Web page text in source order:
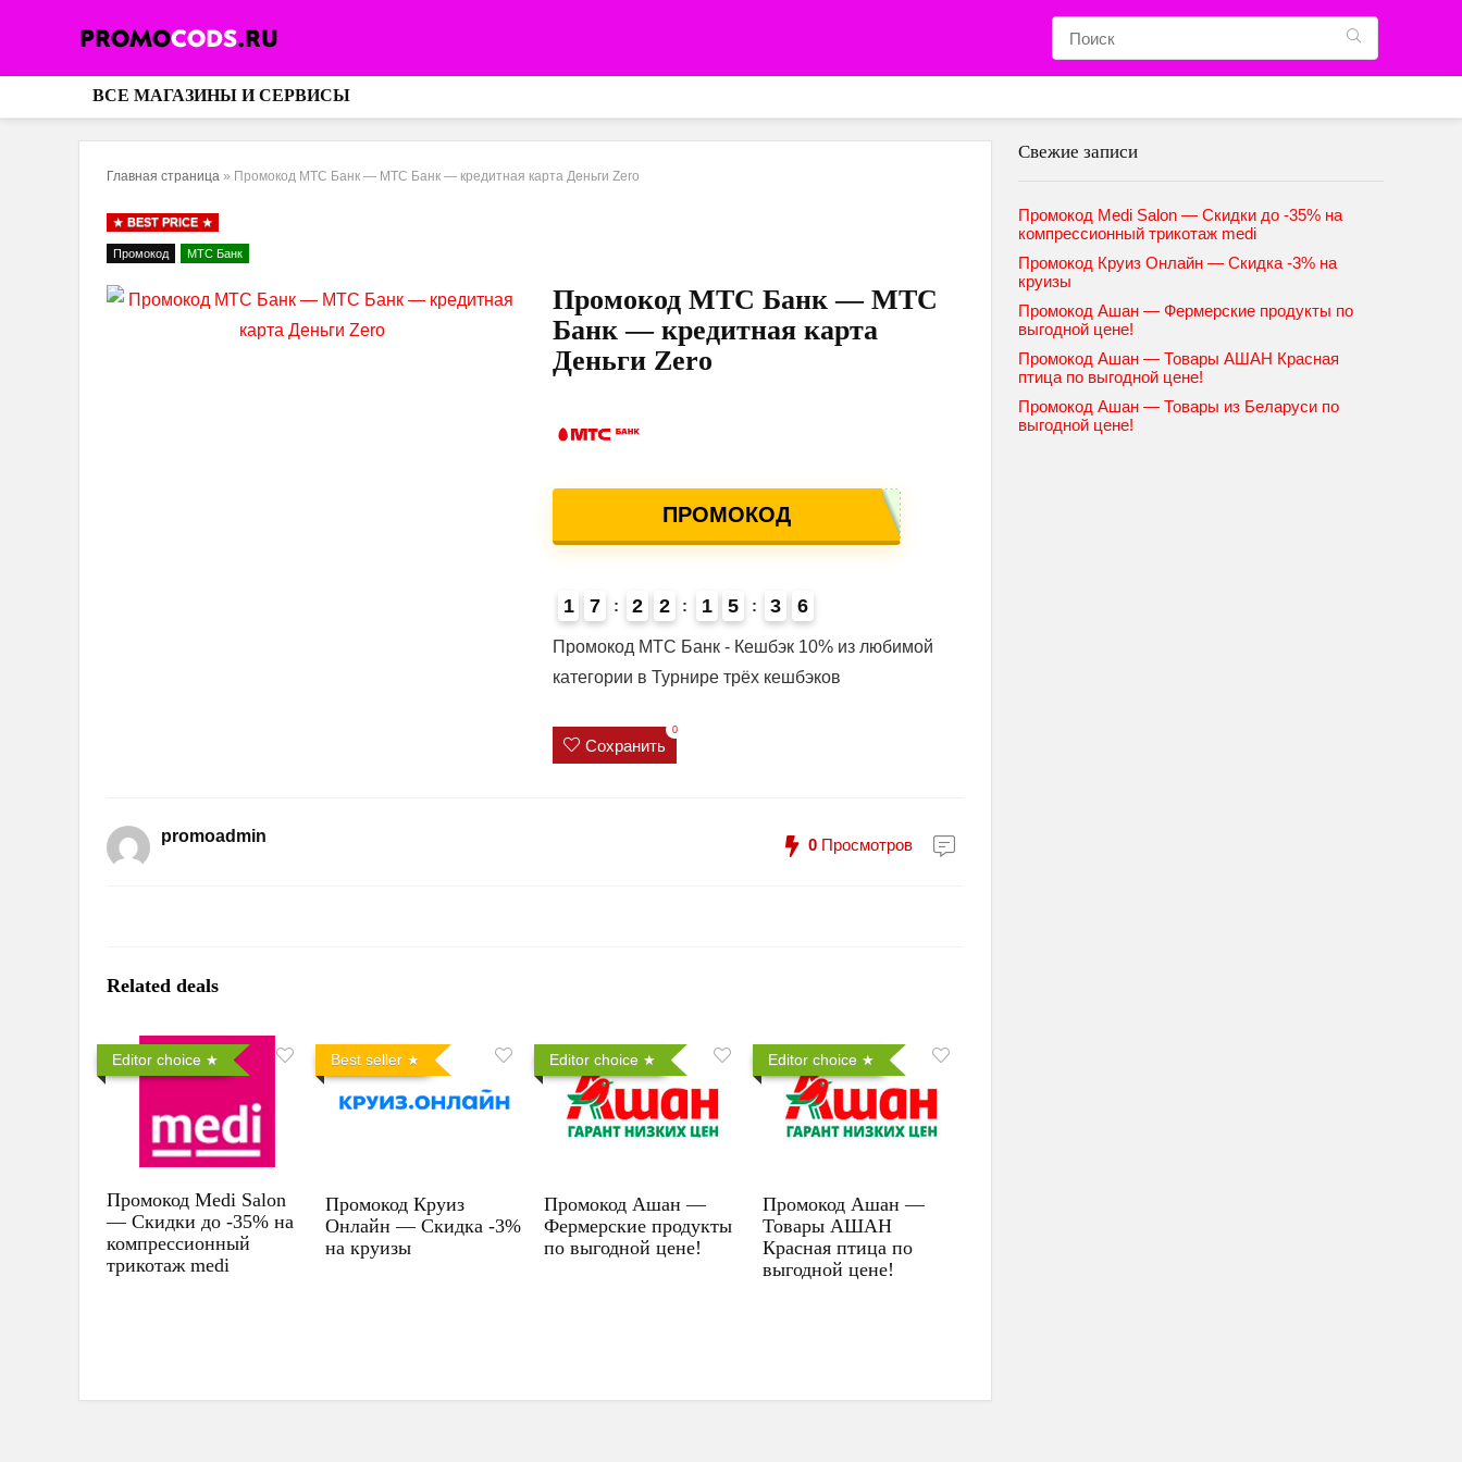
ВСЕ МАГАЗИНЫ И СЕРВИСЫ
Главная страница » Промокод МТС Банк — МТС Банк — кредитная карта Деньги Zero
BEST PRICE
Промокод МТС Банк
Промокод МТС Банк — МТС
Банк — кредитная карта
Деньги Zero
ПРОМОКОД
1
4
7 2 2 1 5 3 5
6
Промокод МТС Банк - Кешбэк 10% из любимой
категории в Турнире трёх кешбэков
Сохранить
0
promoadmin 0 Просмотров
Related deals
Editor choice
Промокод Medi Salon
— Скидки до -35% на
компрессионный
трикотаж medi
Best seller
Промокод Круиз
Онлайн — Скидка -3%
на круизы
Editor choice
Промокод Ашан —
Фермерские продукты
по выгодной цене!
Editor choice
Промокод Ашан —
Товары АШАН
Красная птица по
выгодной цене!
Свежие записи
Промокод Medi Salon — Скидки до -35% на
компрессионный трикотаж medi
Промокод Круиз Онлайн — Скидка -3% на
круизы
Промокод Ашан — Фермерские продукты по
выгодной цене!
Промокод Ашан — Товары АШАН Красная
птица по выгодной цене!
Промокод Ашан — Товары из Беларуси по
выгодной цене!